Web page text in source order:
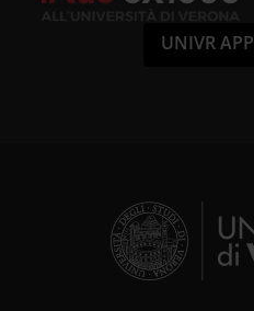
UNIVR APP